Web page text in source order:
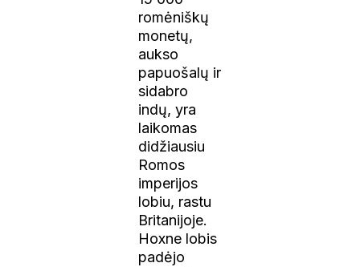
romėniškų
monetų,
aukso
papuošalų ir
sidabro
indų, yra
laikomas
didžiausiu
Romos
imperijos
lobiu, rastu
Britanijoje.
Hoxne lobis
padėjo